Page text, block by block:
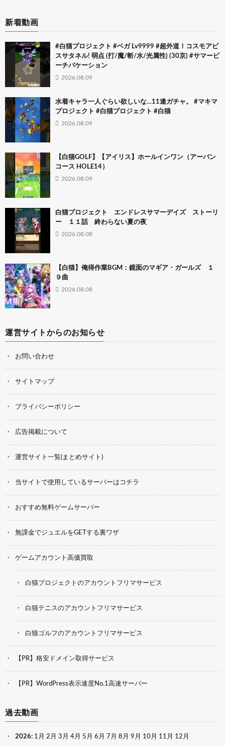
新着動画
#白猫プロジェクト #ベガ Lv9999 #超外道！コスモアビ
スサタネル! 弱点 (打/魔/斬/水/光属性) (30京) #サマービ
ーチバケーション
2026.08.09
水着キャラ一人ぐらい欲しいな…11連ガチャ。 #マキマ
プロジェクト #白猫プロジェクト #白猫
2026.08.09
【白猫GOLF】【アイリス】ホールインワン（アーバン
コース HOLE14）
2026.08.09
白猫プロジェクト エンドレスサマーデイズ ストーリ
ー １１話 終わらない夏の夜
2026.08.08
【白猫】俺得作業BGM：鏡面のマギア・ガールズ １
９曲
2026.08.08
運営サイトからのお知らせ
お問い合わせ
サイトマップ
プライバシーポリシー
広告掲載について
運営サイト一覧(まとめサイト)
当サイトで使用しているサーバーはコチラ
おすすめ無料ゲームサーバー
無課金でジュエルをGETする裏ワザ
ゲームアカウント高価買取
白猫プロジェクトのアカウントフリマサービス
白猫テニスのアカウントフリマサービス
白猫ゴルフのアカウントフリマサービス
【PR】格安ドメイン取得サービス
【PR】WordPress表示速度No.1高速サーバー
過去動画
2026: 1月 2月 3月 4月 5月 6月 7月 8月 9月 10月 11月 12月